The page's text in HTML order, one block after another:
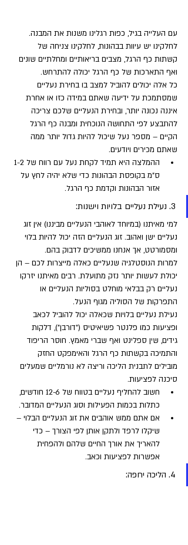
עם העלייה בגיל, כפות רגלינו משנות את המבנה.
לחלקינו יש עיוות בבהונות, לחלקינו צניחה של
קשתות כף הרגל, מצבים בריאותיים ומחלתיים שונים
ואף התארכות של כף הרגל יכולה להתרחש.
כל אלה יכולים להוביל למצב בו בחירת נעליים
שמסתמכת על ידיעה שאתם במידה כזו או אחרת
איננה נכונה יותר, ובחירת הנעליים שלכם צריכה
להתבצע לפי התחושה הנוכחית ומבנה כף הרגל
הקיים – מספר נעל שיכול להיות גדול יותר ממה
שאתם מכירים ויודעים.
ס"מ בקופסת הבהונות כדי שלא יהיה לחץ על
אזור הבהונות וקדמת כף הרגל.
3. נעילת נעליים בלויות וישנות:
למי מאיתנו (במיוחד לאוהבי הנעליים מביננו) אין זוג
נעליים ישן ואהוב. זוג הנעליים הזה יכול להיות בלוי
ומסמורטט, אך אנחנו ממשיכים לדבוק בהם.
למרות הנוסטלגיה שנעליים כאלה מייצרות לכם – הן
יכולת לעשות יותר נזק מתועלת. רבים מאיתנו יזרקו
נעליים רק בבלאי מוחלט בסוליות הנעליים או
התפרקות של הסוליה מגוף הנעל.
נעילת נעליים בלויות שכאלה יכול להוביל לכאב
ופציעות כמו פלנטר פשיאיטיס ("דורבן"), דלקות
גידים, שין ספלינט ואף שברי מאמץ. חוסר הריפוד
והתמיכה בקשתות כף הרגל והאימפקט החזק
מובילים לתבנית הליכה וריצה לא נורמליים שמעלים
סיכנה לפציעות.
חשוב להחליף נעליים בטווח של 12-6 חודשים,
כתלות בכמות הפעילות וסוג הנעליים המדובר.
אם אתם ממש אוהבים את זוג הנעליים הבלוי –
שיקלו לרפד ולתקן אותן לפי הצורך – כדי
להאריך את אורך החיים שלהם ולהפחית
אפשרות לפציעות וכאב.
4. הליכה יחפה: